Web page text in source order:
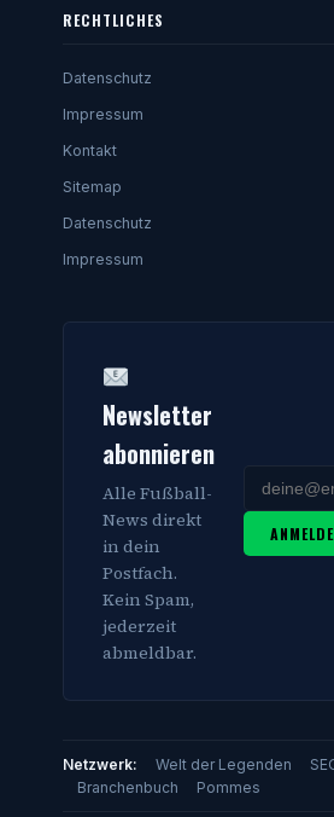
RECHTLICHES
Datenschutz
Impressum
Kontakt
Sitemap
Datenschutz
Impressum
Newsletter
abonnieren
Alle Fußball-
News direkt
in dein
Postfach.
Kein Spam,
jederzeit
abmeldbar.
Netzwerk: Welt der Legenden
Branchenbuch
Pommes